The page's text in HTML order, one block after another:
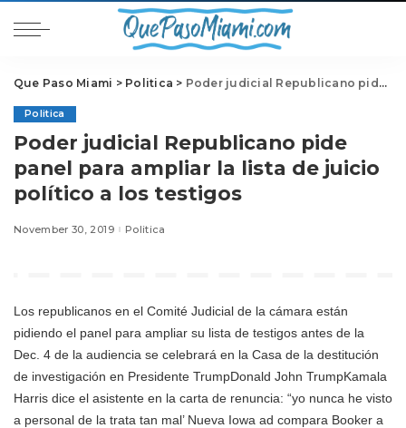
Que Paso Miami > Politica > Poder judicial Republicano pide panel para ampliar la lista de juicio político a los testigos
Politica
Poder judicial Republicano pide
panel para ampliar la lista de juicio
político a los testigos
November 30, 2019 Politica
Los republicanos en el Comité Judicial de la cámara están
pidiendo el panel para ampliar su lista de testigos antes de la
Dec. 4 de la audiencia se celebrará en la Casa de la destitución
de investigación en Presidente TrumpDonald John TrumpKamala
Harris dice el asistente en la carta de renuncia: “yo nunca he visto
a personal de la trata tan mal’ Nueva Iowa ad compara Booker a